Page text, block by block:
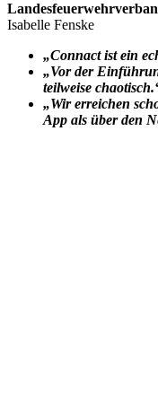
Isabelle Fenske
„Connact ist ein
„Vor der
teilweise
„Wir erreichen
App als über den